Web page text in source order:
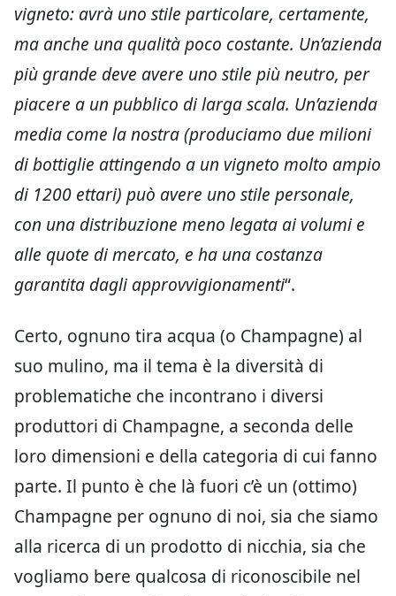
vigneto: avrà uno stile particolare, certamente,
ma anche una qualità poco costante. Un’azienda
più grande deve avere uno stile più neutro, per
piacere a un pubblico di larga scala. Un’azienda
media come la nostra (produciamo due milioni
di bottiglie attingendo a un vigneto molto ampio
di 1200 ettari) può avere uno stile personale,
con una distribuzione meno legata ai volumi e
alle quote di mercato, e ha una costanza
garantita dagli approvvigionamenti“.
Certo, ognuno tira acqua (o Champagne) al
suo mulino, ma il tema è la diversità di
problematiche che incontrano i diversi
produttori di Champagne, a seconda delle
loro dimensioni e della categoria di cui fanno
parte. Il punto è che là fuori c’è un (ottimo)
Champagne per ognuno di noi, sia che siamo
alla ricerca di un prodotto di nicchia, sia che
vogliamo bere qualcosa di riconoscibile nel